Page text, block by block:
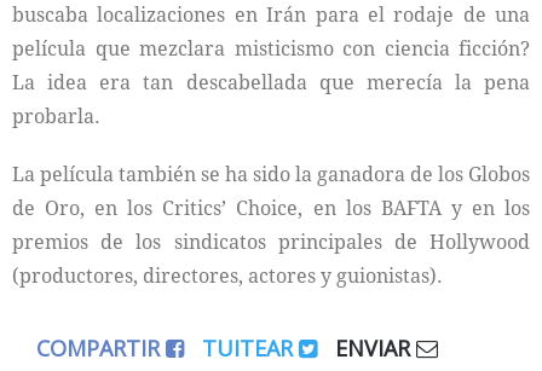
buscaba localizaciones en Irán para el rodaje de una
película que mezclara misticismo con ciencia ficción?
La idea era tan descabellada que merecía la pena
probarla.
La película también se ha sido la ganadora de los Globos
de Oro, en los Critics’ Choice, en los BAFTA y en los
premios de los sindicatos principales de Hollywood
(productores, directores, actores y guionistas).
COMPARTIR TUITEAR
ENVIAR